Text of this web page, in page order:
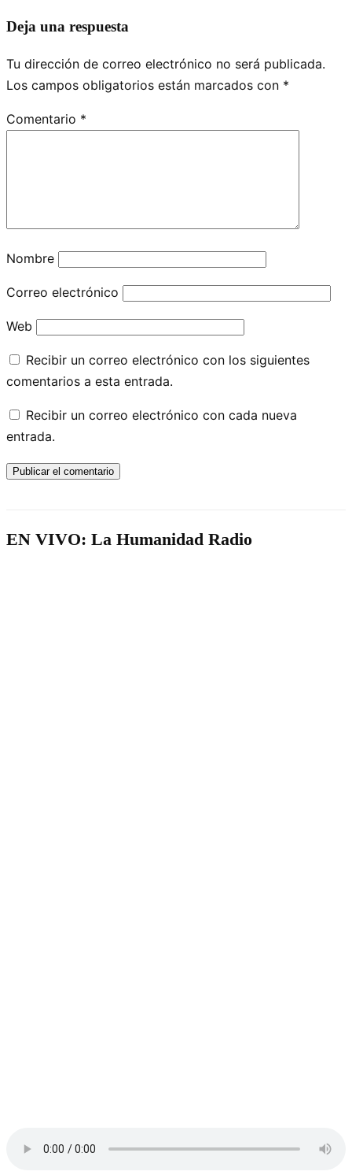
Deja una respuesta
Tu dirección de correo electrónico no será publicada.
Los campos obligatorios están marcados con *
Comentario *
Nombre
Correo electrónico
Web
Recibir un correo electrónico con los siguientes
comentarios a esta entrada.
Recibir un correo electrónico con cada nueva
entrada.
EN VIVO: La Humanidad Radio